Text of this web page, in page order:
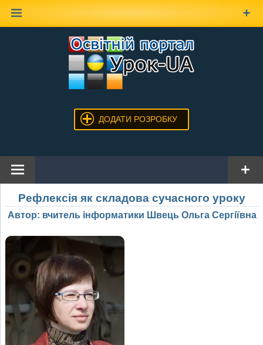
ДОДАТИ РОЗРОБКУ
Рефлексія як складова сучасного уроку
Автор: вчитель інформатики Швець Ольга Сергіївна